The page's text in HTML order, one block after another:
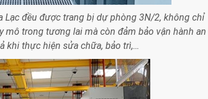
Lạc đều được trang bị dự phòng 3N/2, không chỉ
trong tương lai mà còn đảm bảo vận hành an
khi thực hiện sửa chữa, bảo trì,…